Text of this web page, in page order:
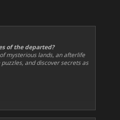
of the departed?
mysterious lands, an afterlife
and discover secrets as